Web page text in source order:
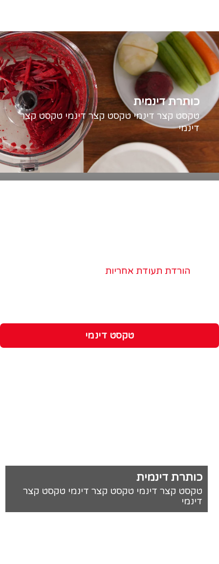
כותרת דינמית
טקסט קצר דינמי טקסט קצר דינמי טקסט קצר
דינמי
הורדת תעודת אחריות
טקסט דינמי
כותרת דינמית
טקסט קצר דינמי טקסט קצר דינמי טקסט קצר
דינמי